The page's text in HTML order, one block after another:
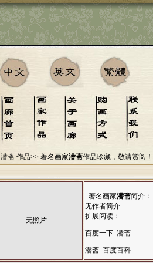
潜斋 作品>> 著名画家潜斋作品珍藏，敬请赏阅！
无照片
著名画家潜斋简介：
无作者简介
扩展阅读：
百度一下 潜斋
潜斋 百度百科